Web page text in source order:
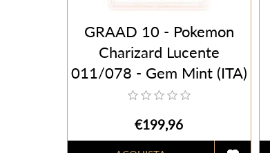
GRAAD 10 - Pokemon
Charizard Lucente
011/078 - Gem Mint (ITA)
€199,96